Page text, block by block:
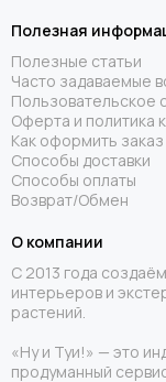
Полезная
Полезные статьи
Часто задаваемые
Пользовательское
Оферта и политика
Как оформить заказ
Способы доставки
Способы оплаты
Возврат/Обмен
О компании
С 2013 года
интерьеров и
растений.
«Ну и Туи!» — это
продуманный